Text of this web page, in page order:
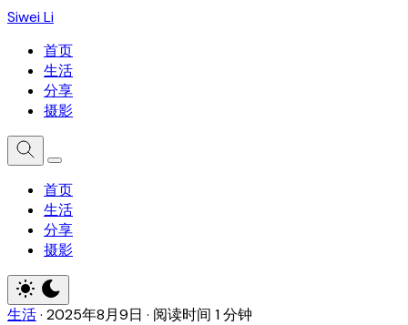
Siwei Li
首页
生活
分享
摄影
首页
生活
分享
摄影
生活· 2025年8月9日 · 阅读时间 1 分钟